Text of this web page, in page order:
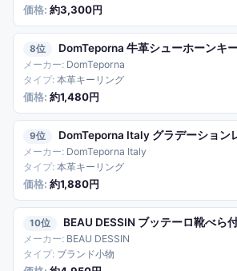
約3,300円
8 DomTeporna 牛革シューホーンキ
DomTeporna
本革キーリング
約1,480円
9 DomTeporna Italy グラデーション
DomTeporna Italy
本革キーリング
約1,880円
10 BEAU DESSIN ブッテーロ靴べら
BEAU DESSIN
ブランド小物